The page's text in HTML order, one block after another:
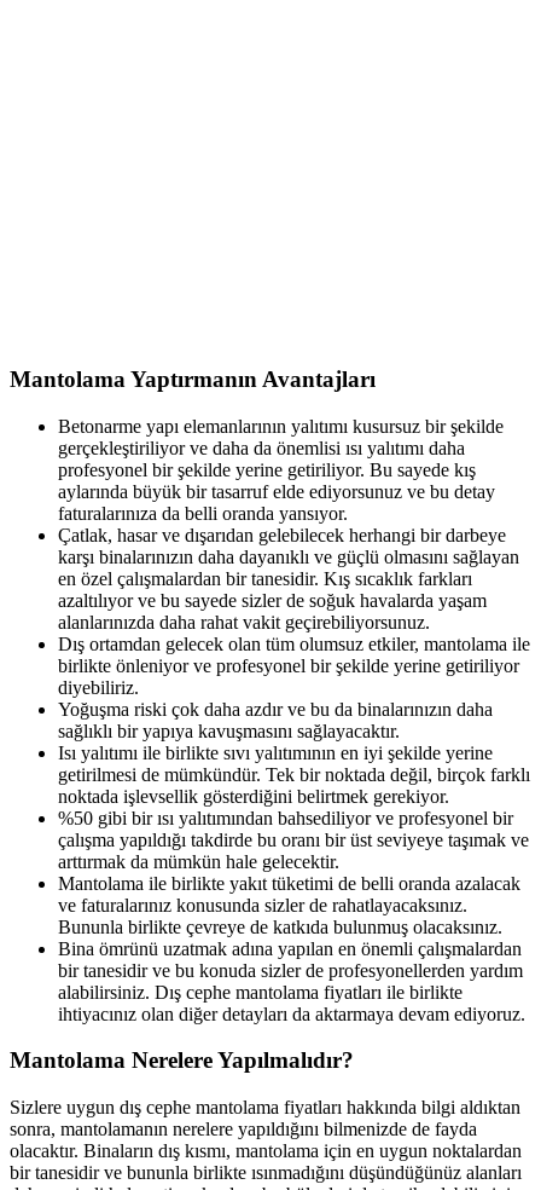
Mantolama Yaptırmanın Avantajları
Betonarme yapı elemanlarının yalıtımı kusursuz bir şekilde
gerçekleştiriliyor ve daha da önemlisi ısı yalıtımı daha
profesyonel bir şekilde yerine getiriliyor. Bu sayede kış
aylarında büyük bir tasarruf elde ediyorsunuz ve bu detay
faturalarınıza da belli oranda yansıyor.
Çatlak, hasar ve dışarıdan gelebilecek herhangi bir darbeye
karşı binalarınızın daha dayanıklı ve güçlü olmasını sağlayan
en özel çalışmalardan bir tanesidir. Kış sıcaklık farkları
azaltılıyor ve bu sayede sizler de soğuk havalarda yaşam
alanlarınızda daha rahat vakit geçirebiliyorsunuz.
Dış ortamdan gelecek olan tüm olumsuz etkiler, mantolama ile
birlikte önleniyor ve profesyonel bir şekilde yerine getiriliyor
diyebiliriz.
Yoğuşma riski çok daha azdır ve bu da binalarınızın daha
sağlıklı bir yapıya kavuşmasını sağlayacaktır.
Isı yalıtımı ile birlikte sıvı yalıtımının en iyi şekilde yerine
getirilmesi de mümkündür. Tek bir noktada değil, birçok farklı
noktada işlevsellik gösterdiğini belirtmek gerekiyor.
%50 gibi bir ısı yalıtımından bahsediliyor ve profesyonel bir
çalışma yapıldığı takdirde bu oranı bir üst seviyeye taşımak ve
arttırmak da mümkün hale gelecektir.
Mantolama ile birlikte yakıt tüketimi de belli oranda azalacak
ve faturalarınız konusunda sizler de rahatlayacaksınız.
Bununla birlikte çevreye de katkıda bulunmuş olacaksınız.
Bina ömrünü uzatmak adına yapılan en önemli çalışmalardan
bir tanesidir ve bu konuda sizler de profesyonellerden yardım
alabilirsiniz. Dış cephe mantolama fiyatları ile birlikte
ihtiyacınız olan diğer detayları da aktarmaya devam ediyoruz.
Mantolama Nerelere Yapılmalıdır?
Sizlere uygun dış cephe mantolama fiyatları hakkında bilgi aldıktan
sonra, mantolamanın nerelere yapıldığını bilmenizde de fayda
olacaktır. Binaların dış kısmı, mantolama için en uygun noktalardan
bir tanesidir ve bununla birlikte ısınmadığını düşündüğünüz alanları